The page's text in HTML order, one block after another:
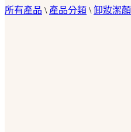
所有產品 \ 產品分類 \ 卸妝潔顏